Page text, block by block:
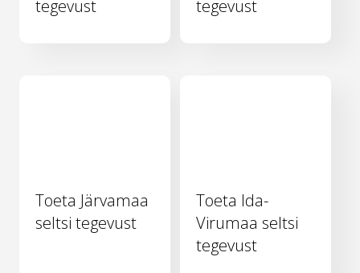
tegevust
tegevust
Toeta Järvamaa
seltsi tegevust
Toeta Ida-
Virumaa seltsi
tegevust